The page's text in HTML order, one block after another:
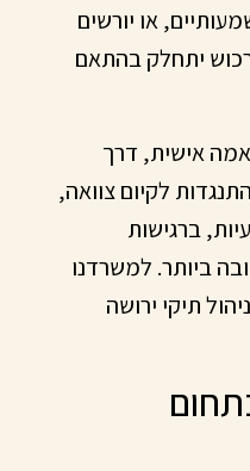
או יורשים
יתחלק בהתאם
אישית, דרך
לקיום צוואה,
ברגישות
ביותר. למשרדנו
תיקי ירושה